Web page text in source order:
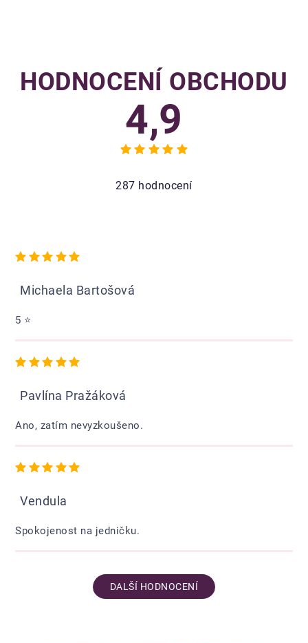
HODNOCENÍ OBCHODU
4,9
Průměrné
je
287 hodnocení
Michaela Bartošová
Hodnocení obchodu je 5 z 5 hvězdiček.
5 ⭐️
Pavlína Pražáková
Hodnocení obchodu je 5 z 5 hvězdiček.
Ano, zatím nevyzkoušeno.
Vendula
Hodnocení obchodu je 5 z 5 hvězdiček.
Spokojenost na jedničku.
DALŠÍ HODNOCENÍ